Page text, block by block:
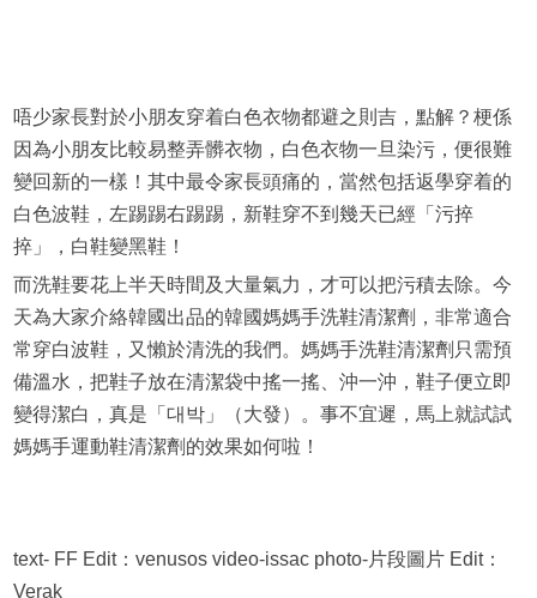
唔少家長對於小朋友穿着白色衣物都避之則吉，點解？梗係
因為小朋友比較易整弄髒衣物，白色衣物一旦染污，便很難
變回新的一樣！其中最令家長頭痛的，當然包括返學穿着的
白色波鞋，左踢踢右踢踢，新鞋穿不到幾天已經「污捽
捽」，白鞋變黑鞋！
而洗鞋要花上半天時間及大量氣力，才可以把污積去除。今
天為大家介絡韓國出品的韓國媽媽手洗鞋清潔劑，非常適合
常穿白波鞋，又懶於清洗的我們。媽媽手洗鞋清潔劑只需預
備溫水，把鞋子放在清潔袋中搖一搖、沖一沖，鞋子便立即
變得潔白，真是「대박」（大發）。事不宜遲，馬上就試試
媽媽手運動鞋清潔劑的效果如何啦！
text- FF Edit：venusos video-issac photo-片段圖片 Edit：
Verak